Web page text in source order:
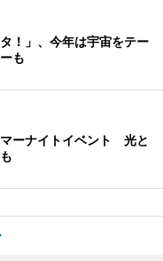
！」、今年は宇宙をテー
も
ーナイトイベント 光と